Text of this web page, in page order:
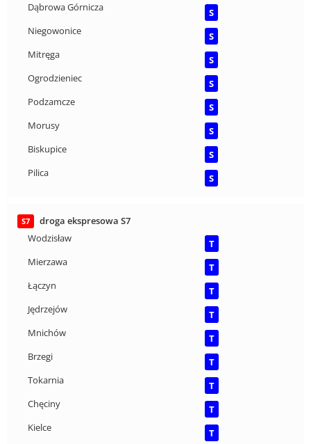
Dąbrowa Górnicza
S
Niegowonice
S
Mitręga
S
Ogrodzieniec
S
Podzamcze
S
Morusy
S
Biskupice
S
Pilica
S
S7
droga ekspresowa S7
Wodzisław
T
Mierzawa
T
Łączyn
T
Jędrzejów
T
Mnichów
T
Brzegi
T
Tokarnia
T
Chęciny
T
Kielce
T